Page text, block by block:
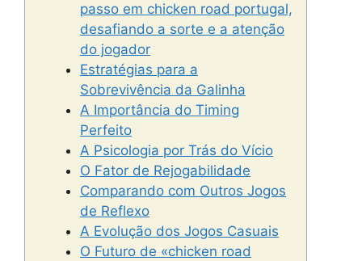
passo em chicken road portugal,
desafiando a sorte e a atenção
do jogador
Estratégias para a
Sobrevivência da Galinha
A Importância do Timing
Perfeito
A Psicologia por Trás do Vício
O Fator de Rejogabilidade
Comparando com Outros Jogos
de Reflexo
A Evolução dos Jogos Casuais
O Futuro de «chicken road